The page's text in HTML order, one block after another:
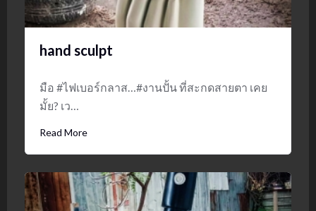
hand sculpt
มือ #ไฟเบอร์กลาส…#งานปั้น ที่สะกดสายตา เคย
มั้ย? เว…
Read More